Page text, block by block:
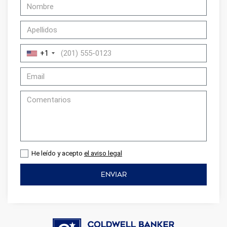
+1
He leído y acepto el aviso legal
ENVIAR